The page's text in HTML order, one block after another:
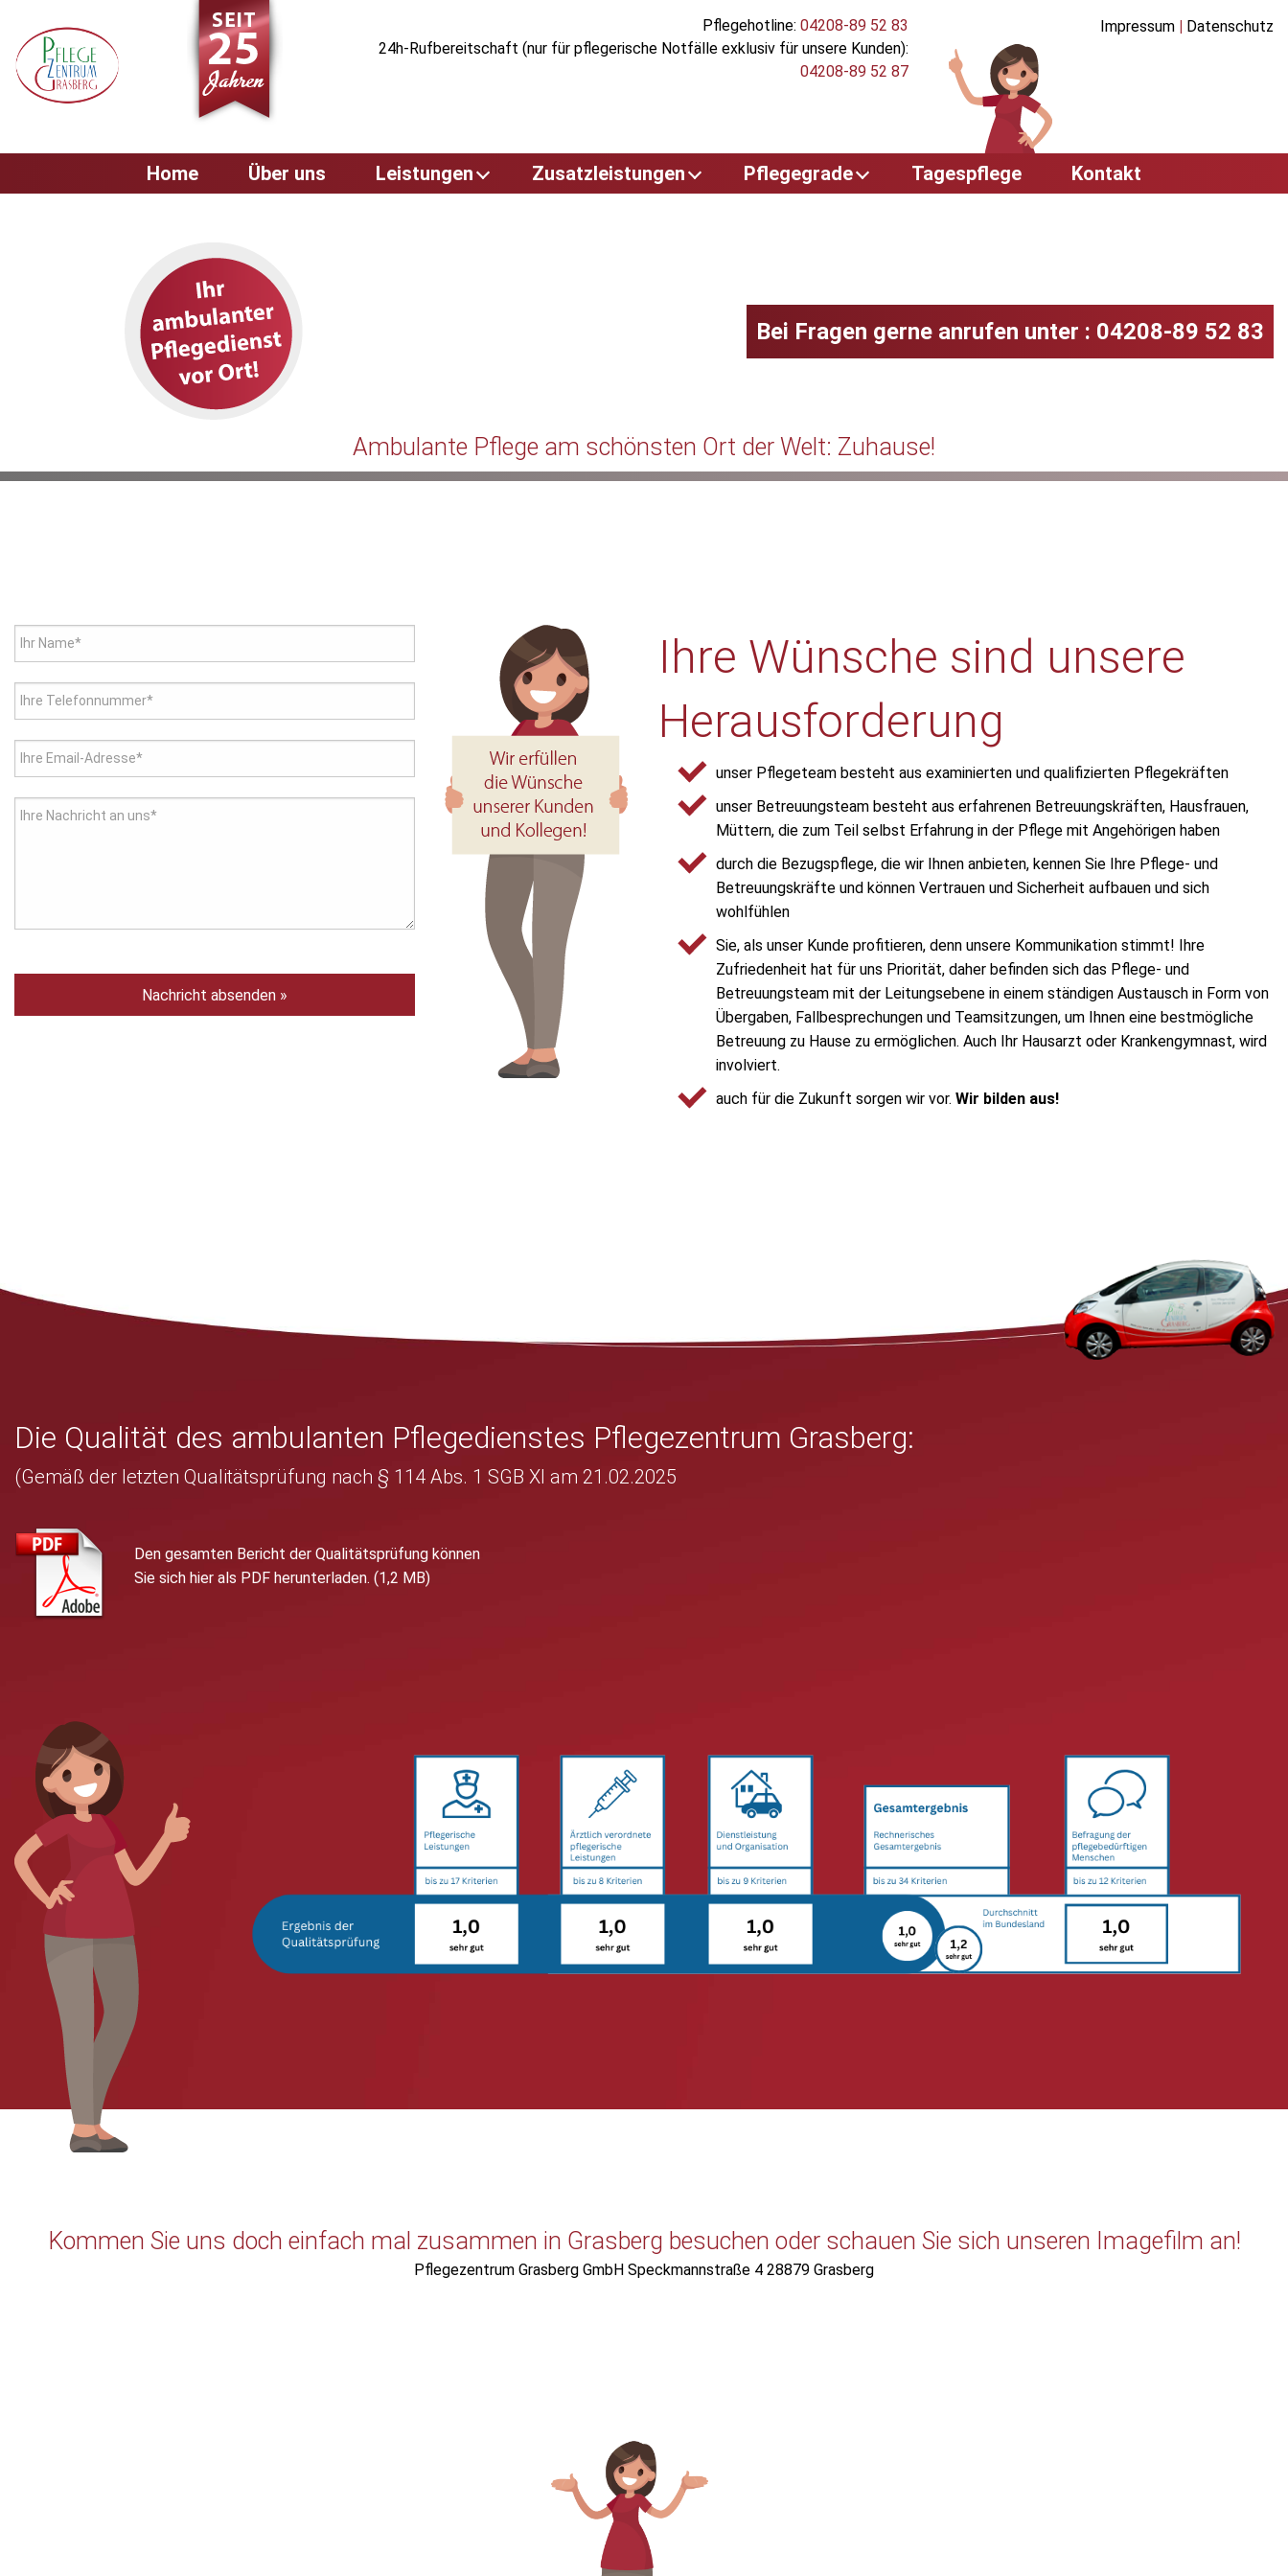
Pflegehotline: 04208-89 52 83
24h-Rufbereitschaft (nur für pflegerische Notfälle exklusiv für unsere Kunden):
04208-89 52 87
Impressum | Datenschutz
Home Über uns Leistungen
Grundpflegerische
Versorgung
Hauswirtschaftliche
Diabetes Schwerpunkt
Vermittlung von anderen
Serviceleistungen
Zusatzleistungen Pflegegrade
Pflegegrad 3
Pflegegrad 4
Tagespflege Kontakt
Bei Fragen gerne anrufen unter : 04208-89 52 83
Ambulante Pflege am schönsten Ort der Welt: Zuhause!
Ihr Name*
Ihre Telefonnummer*
Ihre Email-Adresse*
Ihre Nachricht an uns*
Ihre Wünsche sind unsere
Herausforderung
unser Pflegeteam besteht aus examinierten und qualifizierten Pflegekräften
unser Betreuungsteam besteht aus erfahrenen Betreuungskräften, Hausfrauen,
Müttern, die zum Teil selbst Erfahrung in der Pflege mit Angehörigen haben
durch die Bezugspflege, die wir Ihnen anbieten, kennen Sie Ihre Pflege- und
Betreuungskräfte und können Vertrauen und Sicherheit aufbauen und sich
wohlfühlen
Sie, als unser Kunde profitieren, denn unsere Kommunikation stimmt! Ihre
Zufriedenheit hat für uns Priorität, daher befinden sich das Pflege- und
Betreuungsteam mit der Leitungsebene in einem ständigen Austausch in Form von
Übergaben, Fallbesprechungen und Teamsitzungen, um Ihnen eine bestmögliche
Betreuung zu Hause zu ermöglichen. Auch Ihr Hausarzt oder Krankengymnast, wird
involviert.
auch für die Zukunft sorgen wir vor. Wir bilden aus!
Die Qualität des ambulanten Pflegedienstes Pflegezentrum Grasberg:
(Gemäß der letzten Qualitätsprüfung nach § 114 Abs. 1 SGB XI am 21.02.2025
Den gesamten Bericht der Qualitätsprüfung können
Sie sich hier als PDF herunterladen. (1,2 MB)
Kommen Sie uns doch einfach mal zusammen in Grasberg besuchen oder schauen Sie sich unseren Imagefilm an!
Pflegezentrum Grasberg GmbH Speckmannstraße 4 28879 Grasberg